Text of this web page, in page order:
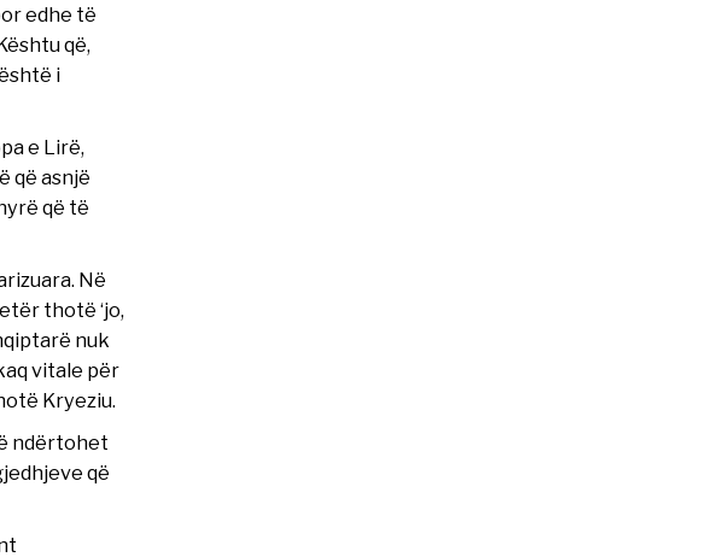
edhe të
që,
i
e Lirë,
që asnjë
që të
Në
thotë ‘jo,
nuk
vitale për
Kryeziu.
ndërtohet
që